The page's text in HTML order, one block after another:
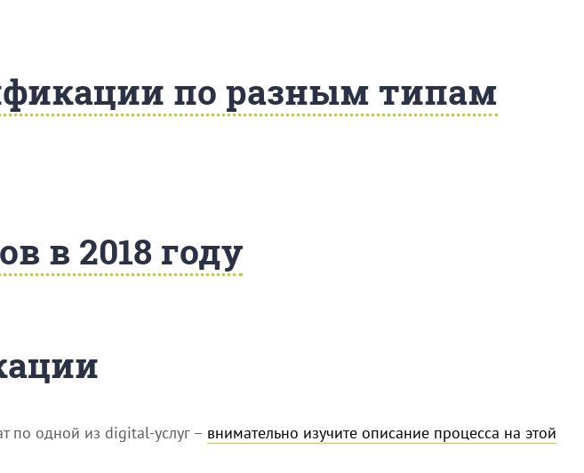
по разным типам
в 2018 году
по одной из digital-услуг – внимательно изучите описание процесса на этой